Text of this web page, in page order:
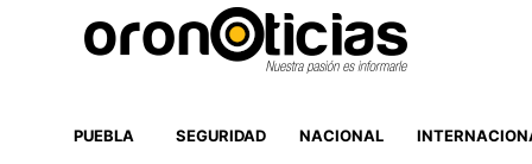
PUEBLA SEGURIDAD NACIONAL